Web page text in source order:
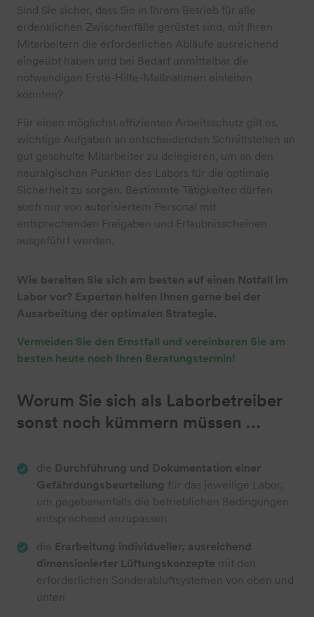
Sind Sie sicher, dass Sie in Ihrem Betrieb für alle
erdenklichen Zwischenfälle gerüstet sind, mit Ihren
Mitarbeitern die erforderlichen Abläufe ausreichend
eingeübt haben und bei Bedarf unmittelbar die
notwendigen Erste-Hilfe-Maßnahmen einleiten
könnten?
Für einen möglichst effizienten Arbeitsschutz gilt es,
wichtige Aufgaben an entscheidenden Schnittstellen an
gut geschulte Mitarbeiter zu delegieren, um an den
neuralgischen Punkten des Labors für die optimale
Sicherheit zu sorgen. Bestimmte Tätigkeiten dürfen
auch nur von autorisiertem Personal mit
entsprechenden Freigaben und Erlaubnisscheinen
ausgeführt werden.
Wie bereiten Sie sich am besten auf einen Notfall im
Labor vor? Experten helfen Ihnen gerne bei der
Ausarbeitung der optimalen Strategie.
Vermeiden Sie den Ernstfall und vereinbaren Sie am
besten heute noch Ihren Beratungstermin!
Worum Sie sich als Laborbetreiber
sonst noch kümmern müssen …
die Durchführung und Dokumentation einer
Gefährdungsbeurteilung für das jeweilige Labor,
um gegebenenfalls die betrieblichen Bedingungen
entsprechend anzupassen
die Erarbeitung individueller, ausreichend
dimensionierter Lüftungskonzepte mit den
erforderlichen Sonderabluftsystemen von oben und
unten